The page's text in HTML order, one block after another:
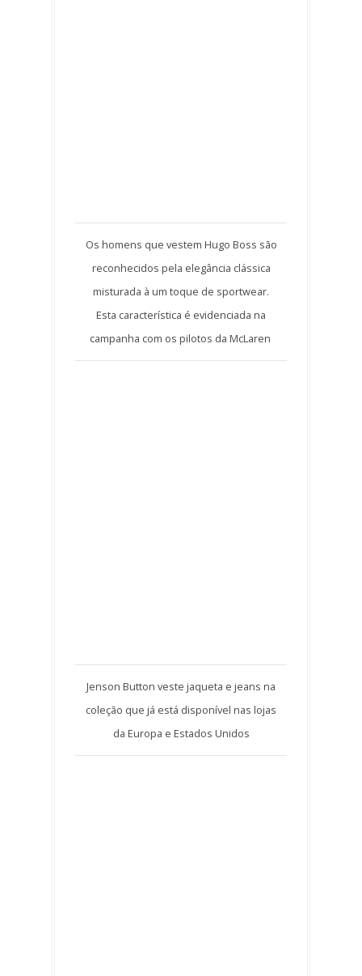
Os homens que vestem Hugo Boss são
reconhecidos pela elegância clássica
misturada à um toque de sportwear.
Esta característica é evidenciada na
campanha com os pilotos da McLaren
Jenson Button veste jaqueta e jeans na
coleção que já está disponível nas lojas
da Europa e Estados Unidos